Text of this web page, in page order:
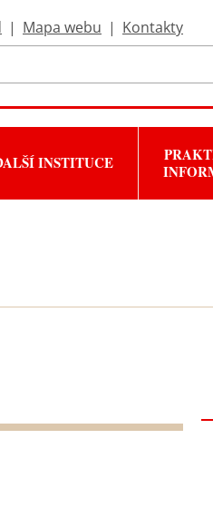
| Mapa webu | Kontakty
INSTITUCE